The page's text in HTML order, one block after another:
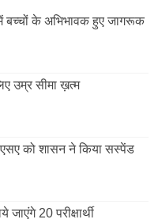
बच्चों के अभिभावक हुए जागरूक
उम्र सीमा ख़त्म
को शासन ने किया सस्पेंड
जाएंगे 20 परीक्षार्थी